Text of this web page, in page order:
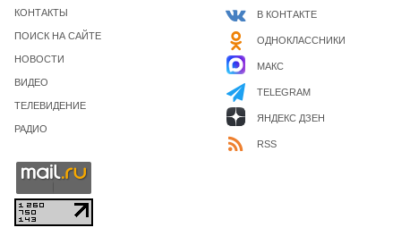
КОНТАКТЫ
ПОИСК НА САЙТЕ
НОВОСТИ
ВИДЕО
ТЕЛЕВИДЕНИЕ
РАДИО
В КОНТАКТЕ
ОДНОКЛАССНИКИ
МАКС
TELEGRAM
ЯНДЕКС ДЗЕН
RSS